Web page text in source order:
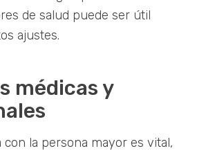
de salud puede ser útil
ajustes.
médicas y
con la persona mayor es vital,